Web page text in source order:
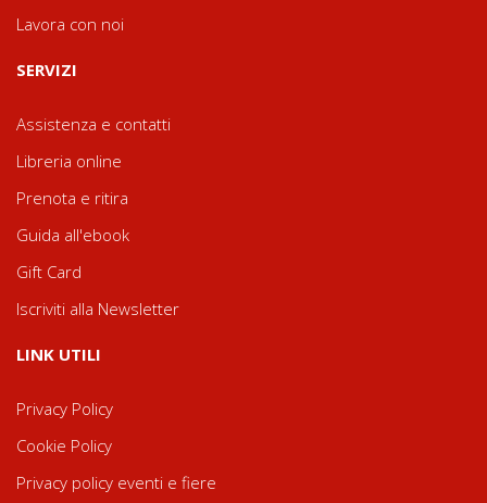
Lavora con noi
SERVIZI
Assistenza e contatti
Libreria online
Prenota e ritira
Guida all'ebook
Gift Card
Iscriviti alla Newsletter
LINK UTILI
Privacy Policy
Cookie Policy
Privacy policy eventi e fiere